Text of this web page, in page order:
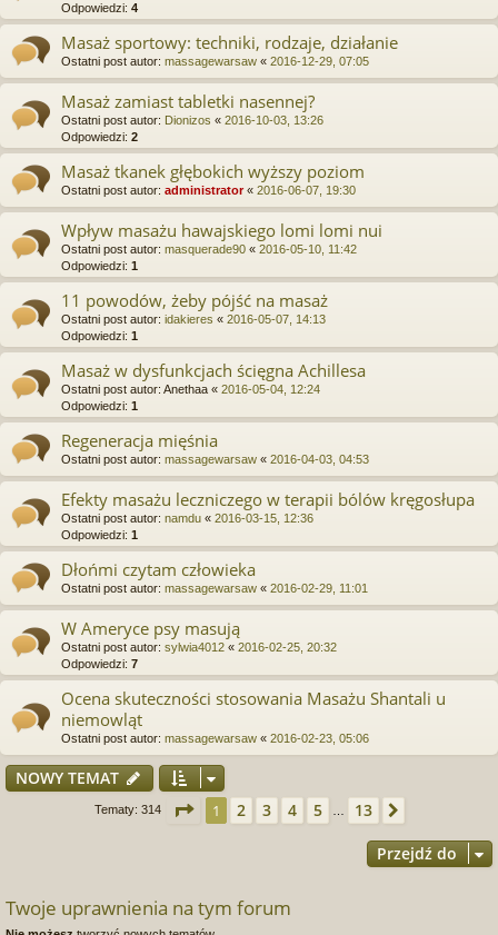
Odpowiedzi: 4
Masaż sportowy: techniki, rodzaje, działanie
Ostatni post autor: massagewarsaw « 2016-12-29, 07:05
Masaż zamiast tabletki nasennej?
Ostatni post autor: Dionizos « 2016-10-03, 13:26
Odpowiedzi: 2
Masaż tkanek głębokich wyższy poziom
Ostatni post autor: administrator« 2016-06-07, 19:30
Wpływ masażu hawajskiego lomi lomi nui
Ostatni post autor: masquerade90 « 2016-05-10, 11:42
Odpowiedzi: 1
11 powodów, żeby pójść na masaż
Ostatni post autor: idakieres « 2016-05-07, 14:13
Odpowiedzi: 1
Masaż w dysfunkcjach ścięgna Achillesa
Ostatni post autor: Anethaa « 2016-05-04, 12:24
Odpowiedzi: 1
Regeneracja mięśnia
Ostatni post autor: massagewarsaw « 2016-04-03, 04:53
Efekty masażu leczniczego w terapii bólów kręgosłupa
Ostatni post autor: namdu « 2016-03-15, 12:36
Odpowiedzi: 1
Dłońmi czytam człowieka
Ostatni post autor: massagewarsaw « 2016-02-29, 11:01
W Ameryce psy masują
Ostatni post autor: sylwia4012 « 2016-02-25, 20:32
Odpowiedzi: 7
Ocena skuteczności stosowania Masażu Shantali u
niemowląt
Ostatni post autor: massagewarsaw « 2016-02-23, 05:06
NOWY TEMAT
Tematy: 314 Strona z 13
1 2 3 4 5 13
Przejdź do
Twoje uprawnienia na tym forum